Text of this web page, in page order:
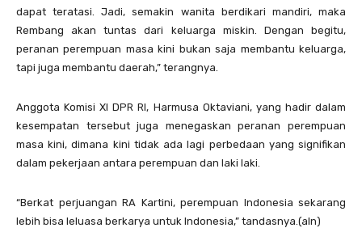
dapat teratasi. Jadi, semakin wanita berdikari mandiri, maka
Rembang akan tuntas dari keluarga miskin. Dengan begitu,
peranan perempuan masa kini bukan saja membantu keluarga,
tapi juga membantu daerah,” terangnya.
Anggota Komisi XI DPR RI, Harmusa Oktaviani, yang hadir dalam
kesempatan tersebut juga menegaskan peranan perempuan
masa kini, dimana kini tidak ada lagi perbedaan yang signifikan
dalam pekerjaan antara perempuan dan laki laki.
“Berkat perjuangan RA Kartini, perempuan Indonesia sekarang
lebih bisa leluasa berkarya untuk Indonesia,” tandasnya.(aln)